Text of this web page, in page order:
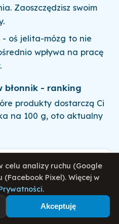
Zaoszczędzisz swoim
- oś jelita-mózg to nie
wpływa na pracę
błonnik - ranking
produkty dostarczą Ci
na 100 g, oto aktualny
TOP 10 ŹRÓDEŁ
🏅
224 kcal
284 kcal
celu analizy ruchu (Google
Pixel). Więcej w
.
Akceptuję